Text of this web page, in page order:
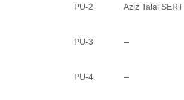
PU-2 Aziz Talai SERT
PU-3 –
PU-4 –